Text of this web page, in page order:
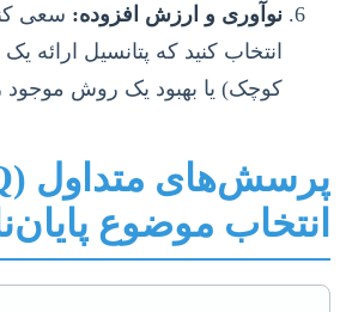
نوآوری و ارزش افزوده: سعی
انتخاب کنید که پتانسیل ارائه
کوچک) یا بهبود یک روش موجود
انتخاب موضوع